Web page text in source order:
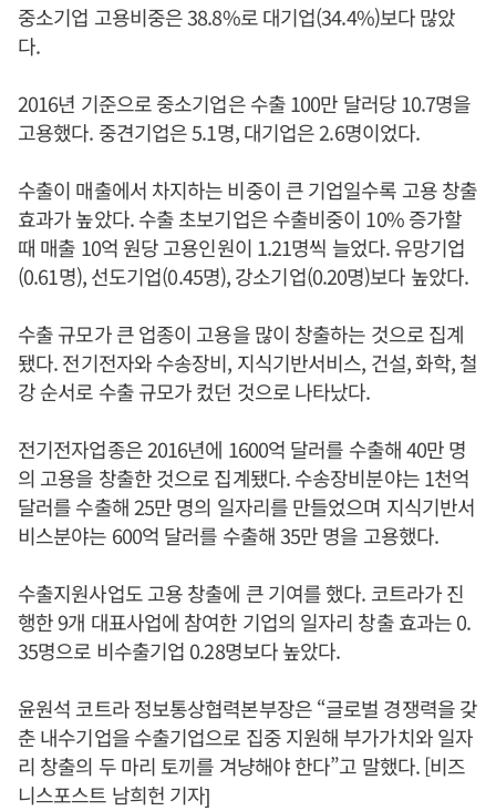
중소기업 고용비중은 38.8%로 대기업(34.4%)보다 많았
다.
2016년 기준으로 중소기업은 수출 100만 달러당 10.7명을
고용했다. 중견기업은 5.1명, 대기업은 2.6명이었다.
수출이 매출에서 차지하는 비중이 큰 기업일수록 고용 창출
효과가 높았다. 수출 초보기업은 수출비중이 10% 증가할
때 매출 10억 원당 고용인원이 1.21명씩 늘었다. 유망기업
(0.61명), 선도기업(0.45명), 강소기업(0.20명)보다 높았다.
수출 규모가 큰 업종이 고용을 많이 창출하는 것으로 집계
됐다. 전기전자와 수송장비, 지식기반서비스, 건설, 화학, 철
강 순서로 수출 규모가 컸던 것으로 나타났다.
전기전자업종은 2016년에 1600억 달러를 수출해 40만 명
의 고용을 창출한 것으로 집계됐다. 수송장비분야는 1천억
달러를 수출해 25만 명의 일자리를 만들었으며 지식기반서
비스분야는 600억 달러를 수출해 35만 명을 고용했다.
수출지원사업도 고용 창출에 큰 기여를 했다. 코트라가 진
행한 9개 대표사업에 참여한 기업의 일자리 창출 효과는 0.
35명으로 비수출기업 0.28명보다 높았다.
윤원석 코트라 정보통상협력본부장은 “글로벌 경쟁력을 갖
춘 내수기업을 수출기업으로 집중 지원해 부가가치와 일자
리 창출의 두 마리 토끼를 겨냥해야 한다”고 말했다. [비즈
니스포스트 남희헌 기자]